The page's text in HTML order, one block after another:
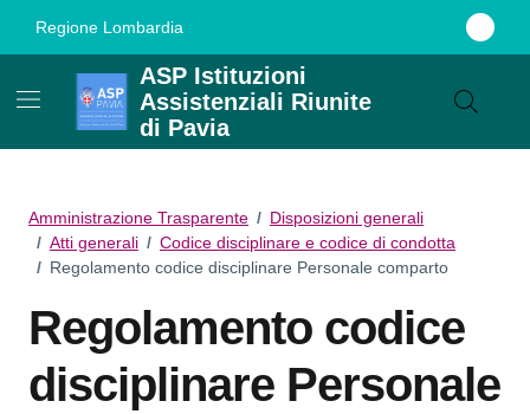
Regione Lombardia
ASP Istituzioni
Assistenziali Riunite
di Pavia
Amministrazione Trasparente / Disposizioni generali
/ Atti generali / Codice disciplinare e codice di condotta
/ Regolamento codice disciplinare Personale comparto
Regolamento codice
disciplinare Personale